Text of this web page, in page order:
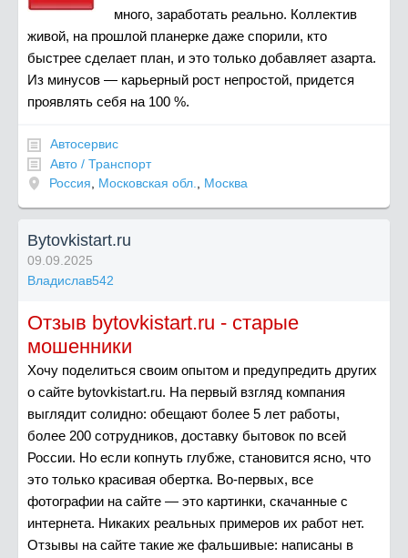
много, заработать реально. Коллектив
живой, на прошлой планерке даже спорили, кто
быстрее сделает план, и это только добавляет азарта.
Из минусов — карьерный рост непростой, придется
проявлять себя на 100 %.
Автосервис
Авто / Транспорт
Россия
Московская обл. Москва
Bytovkistart.ru
09.09.2025
Владислав542
Отзыв bytovkistart.ru - старые
мошенники
Хочу поделиться своим опытом и предупредить других
о сайте bytovkistart.ru. На первый взгляд компания
выглядит солидно: обещают более 5 лет работы,
более 200 сотрудников, доставку бытовок по всей
России. Но если копнуть глубже, становится ясно, что
это только красивая обертка. Во-первых, все
фотографии на сайте — это картинки, скачанные с
интернета. Никаких реальных примеров их работ нет.
Отзывы на сайте такие же фальшивые: написаны в